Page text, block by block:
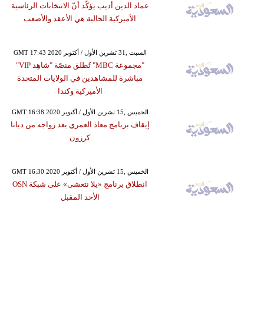
عماد الدين أديب يؤكّد أنّ الانتخابات الرئاسية
الأميركية الحالية هي الأعقد والأصعب
GMT 17:43 2020 السبت ,31 تشرين الأول / أكتوبر
"مجموعة MBC" تُطلق منصّة "شاهِد VIP"
مباشرة للمشاهدين في الولايات المتحدة
الأميركية وكندا
GMT 16:38 2020 الخميس ,15 تشرين الأول / أكتوبر
إيقاف برنامج معاذ العمري بعد زواجه من ديانا
كرزون
GMT 16:30 2020 الخميس ,15 تشرين الأول / أكتوبر
انطلاق برنامج «يلا نتعشى» على شبكة OSN
الأحد المقبل